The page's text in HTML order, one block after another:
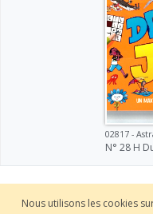
Nous utilisons les cookies
02817 -
N° 28 H